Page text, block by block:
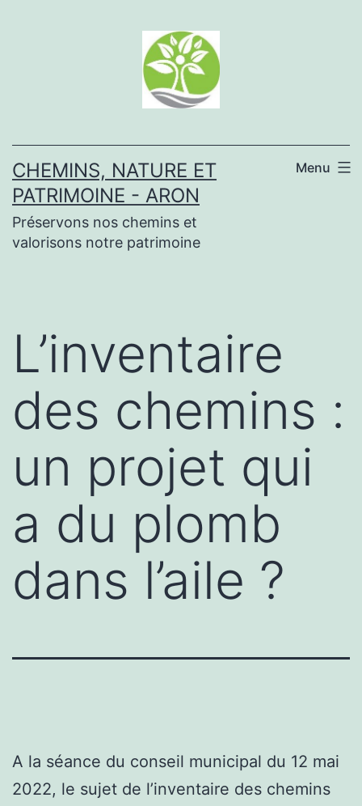
CHEMINS, NATURE ET
PATRIMOINE - ARON
Préservons nos chemins et
valorisons notre patrimoine
Menu
L’inventaire
des chemins :
un projet qui
a du plomb
dans l’aile ?
A la séance du conseil municipal du 12 mai
2022, le sujet de l’inventaire des chemins